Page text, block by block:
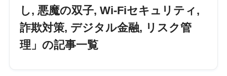
し, 悪魔の双子, Wi-Fiセキュリティ,
詐欺対策, デジタル金融, リスク管
理」の記事一覧